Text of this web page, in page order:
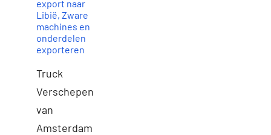
export naar
Libië, Zware
machines en
onderdelen
exporteren
Truck
Verschepen
van
Amsterdam